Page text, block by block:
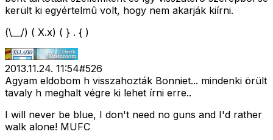
került ki egyértelmû volt, hogy nem akarják kiírni.
(\__/) ( X.x) ( } . { )
2013.11.24. 11:54#526
Agyam eldobom h visszahozták Bonniet... mindenki örült
tavaly h meghalt végre ki lehet írni erre..
I will never be blue, I don't need no guns and I'd rather
walk alone! MUFC